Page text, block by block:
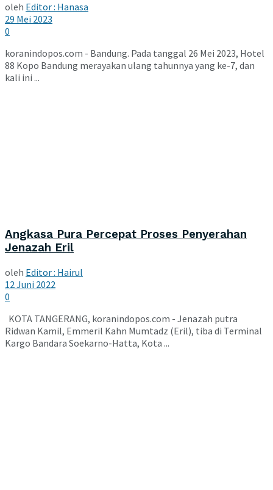
oleh Editor : Hanasa
29 Mei 2023
0
koranindopos.com - Bandung. Pada tanggal 26 Mei 2023, Hotel
88 Kopo Bandung merayakan ulang tahunnya yang ke-7, dan
kali ini ...
Angkasa Pura Percepat Proses Penyerahan
Jenazah Eril
oleh Editor : Hairul
12 Juni 2022
0
KOTA TANGERANG, koranindopos.com - Jenazah putra
Ridwan Kamil, Emmeril Kahn Mumtadz (Eril), tiba di Terminal
Kargo Bandara Soekarno-Hatta, Kota ...